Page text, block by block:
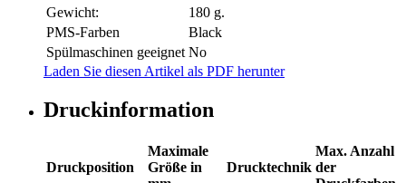
Gewicht:
180 g.
PMS-Farben
Black
Spülmaschinen geeignet No
Laden Sie diesen Artikel als PDF herunter
Druckinformation
Druckposition
Maximale
Größe in
Drucktechnik
Max. Anzahl
der